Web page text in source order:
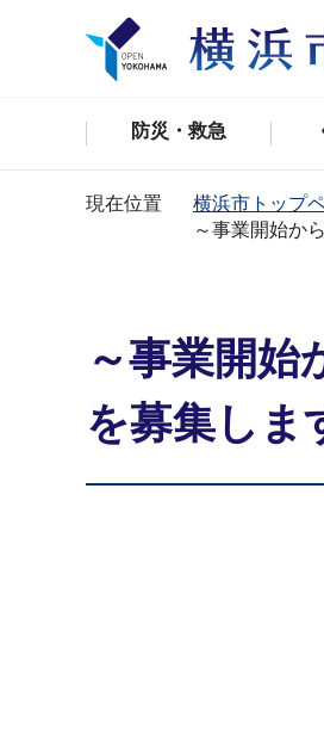
防災・救急
現在位置 横浜市トップ
～事業開始か
～事業開始
を募集しま